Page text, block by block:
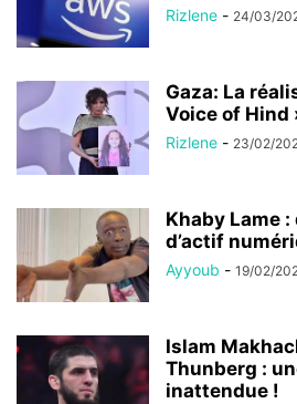
Rizlene - 24/03/
Gaza: La
Voice of Hind
Rizlene - 23/02/
Khaby Lame
d’actif
Ayyoub - 19/02/
Islam
Thunberg :
inattendue !